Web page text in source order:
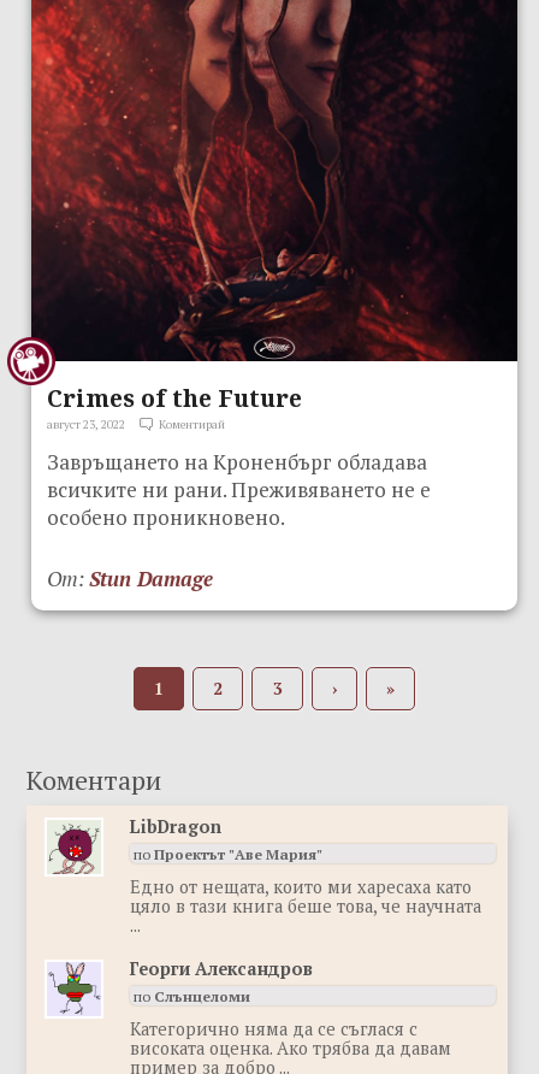
Crimes of the Future
август 23, 2022 Коментирай
Завръщането на Кроненбърг обладава
всичките ни рани. Преживяването не е
особено проникновено.
От:Stun Damage
1 2 3 › »
LibDragon
поПроектът "Аве Мария"
Eдно от нещата, които ми харесаха като
цяло в тази книга беше това, че научната
...
Георги Александров
по Слънцеломи
Категорично няма да се съглася с
високата оценка. Ако трябва да давам
пример за добро ...